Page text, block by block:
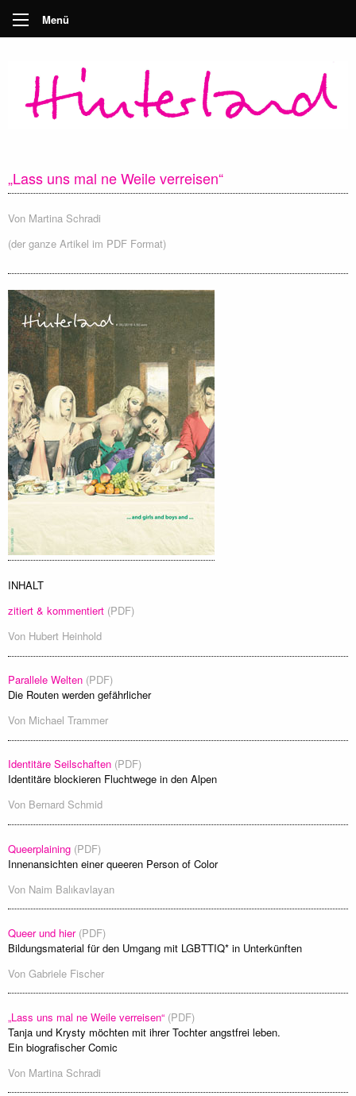
Menü
„Lass uns mal ne Weile verreisen“
Von Martina Schradi
(der ganze Artikel im PDF Format)
INHALT
zitiert & kommentiert (PDF)
Von Hubert Heinhold
Parallele Welten (PDF)
Die Routen werden gefährlicher
Von Michael Trammer
Identitäre Seilschaften (PDF)
Identitäre blockieren Fluchtwege in den Alpen
Von Bernard Schmid
Queerplaining (PDF)
Innenansichten einer queeren Person of Color
Von Naim Balıkavlayan
Queer und hier (PDF)
Bildungsmaterial für den Umgang mit LGBTTIQ* in Unterkünften
Von Gabriele Fischer
„Lass uns mal ne Weile verreisen“ (PDF)
Tanja und Krysty möchten mit ihrer Tochter angstfrei leben.
Ein biografischer Comic
Von Martina Schradi